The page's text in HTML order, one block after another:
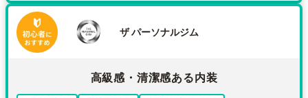
ザ パーソナルジム
高級感・清潔感ある内装